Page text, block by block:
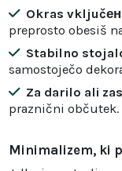
Okras
preprosto obesiš
Stabilno
samostoječo
Za darilo ali
praznični občutek.
Minimalizem, ki